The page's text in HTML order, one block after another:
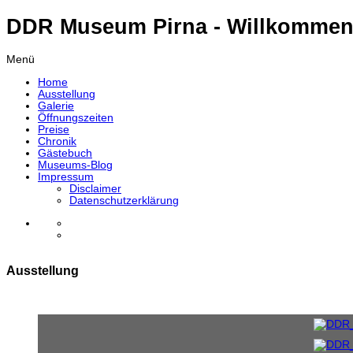
DDR Museum Pirna -
Menü
Home
Ausstellung
Galerie
Öffnungszeiten
Preise
Chronik
Gästebuch
Museums-Blog
Impressum
Disclaimer
Datenschutzerklärung
Ausstellung